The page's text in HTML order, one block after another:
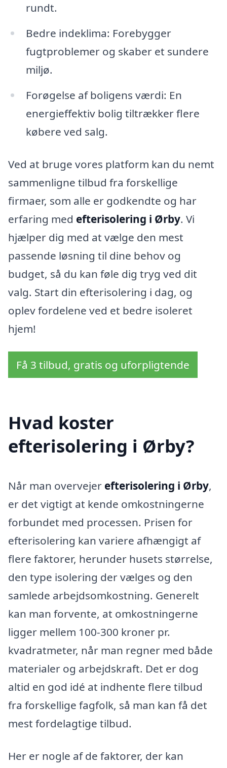
rundt.
Bedre indeklima: Forebygger
fugtproblemer og skaber et sundere
miljø.
Forøgelse af boligens værdi: En
energieffektiv bolig tiltrækker flere
købere ved salg.
Ved at bruge vores platform kan du nemt
sammenligne tilbud fra forskellige
firmaer, som alle er godkendte og har
erfaring med efterisolering i Ørby. Vi
hjælper dig med at vælge den mest
passende løsning til dine behov og
budget, så du kan føle dig tryg ved dit
valg. Start din efterisolering i dag, og
oplev fordelene ved et bedre isoleret
hjem!
Få 3 tilbud, gratis og uforpligtende
Hvad koster
efterisolering i Ørby?
Når man overvejer efterisolering i Ørby,
er det vigtigt at kende omkostningerne
forbundet med processen. Prisen for
efterisolering kan variere afhængigt af
flere faktorer, herunder husets størrelse,
den type isolering der vælges og den
samlede arbejdsomkostning. Generelt
kan man forvente, at omkostningerne
ligger mellem 100-300 kroner pr.
kvadratmeter, når man regner med både
materialer og arbejdskraft. Det er dog
altid en god idé at indhente flere tilbud
fra forskellige fagfolk, så man kan få det
mest fordelagtige tilbud.
Her er nogle af de faktorer, der kan